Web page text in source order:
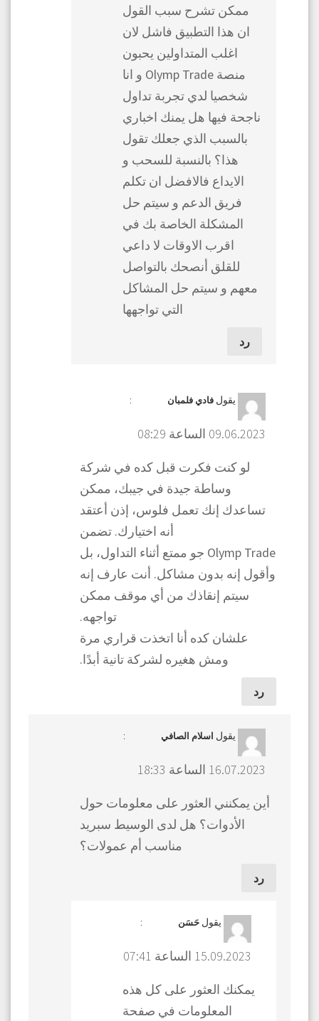
ممكن تشرح سبب القول
ان هذا التطبيق فاشل لان
اغلب المتداولين يحبون
منصة Olymp Trade و انا
شخصيا لدي تجربة تداول
ناجحة فيها هل يمنك اخباري
بالسبب الذي جعلك تقول
هذا؟ بالنسبة للسحب و
الايداع فالافضل ان تكلم
فريق الدعم و سيتم حل
المشكلة الخاصة بك في
اقرب الاوقات لا داعي
للقلق أنصحك بالتواصل
معهم و سيتم حل المشاكل
التي تواجهها
رد
يقول فادي فلمبان :
09.06.2023 الساعة 08:29
لو كنت فكرت قبل كده في شركة
وساطة جيدة في جيبك، ممكن
تساعدك إنك تعمل فلوس، إذن أعتقد
أنه اختيارك. تضمن
Olymp Trade جو ممتع أثناء التداول، بل
وأقول إنه بدون مشاكل. أنت عارف إنه
سيتم إنقاذك من أي موقف ممكن
تواجهه.
علشان كده أنا اتخذت قراري مرة
ومش هغيره لشركة تانية أبدًا.
رد
يقول اسلام الصافي :
16.07.2023 الساعة 18:33
أين يمكنني العثور على معلومات حول
الأدوات؟ هل لدى الوسيط سبريد
مناسب أم عمولات؟
رد
يقول حَسَن :
15.09.2023 الساعة 07:41
يمكنك العثور على كل هذه
المعلومات في صفحة